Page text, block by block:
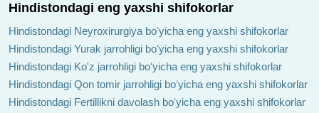
Hindistondagi eng yaxshi shifokorlar
Hindistondagi Neyroxirurgiya boʻyicha eng yaxshi shifokorlar
Hindistondagi Yurak jarrohligi boʻyicha eng yaxshi shifokorlar
Hindistondagi Ko'z jarrohligi boʻyicha eng yaxshi shifokorlar
Hindistondagi Qon tomir jarrohligi boʻyicha eng yaxshi shifokorlar
Hindistondagi Fertillikni davolash boʻyicha eng yaxshi shifokorlar